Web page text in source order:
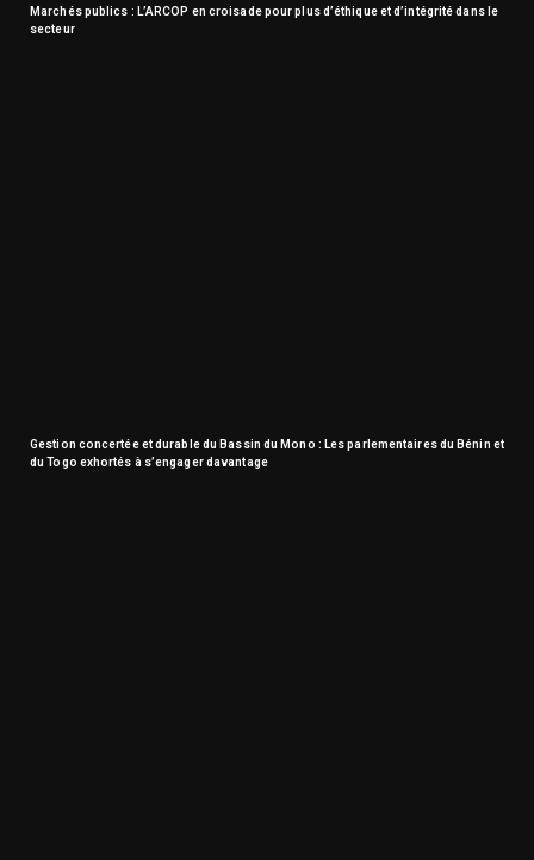
Marchés publics : L’ARCOP en croisade pour plus d’éthique et d’intégrité dans le
secteur
Gestion concertée et durable du Bassin du Mono : Les parlementaires du Bénin et
du Togo exhortés à s’engager davantage